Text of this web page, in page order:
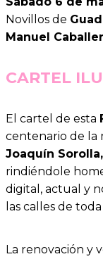
Novillos de
Manuel
CARTEL
El cartel de esta
centenario de la
Joaquín Sorolla,
rindiéndole
digital, actual y
las calles de
La renovación y